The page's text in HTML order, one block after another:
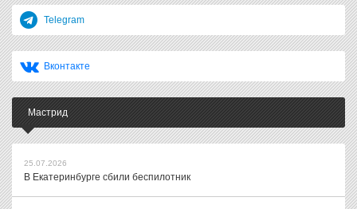
Telegram
Вконтакте
Мастрид
25.07.2026
В Екатеринбурге сбили беспилотник